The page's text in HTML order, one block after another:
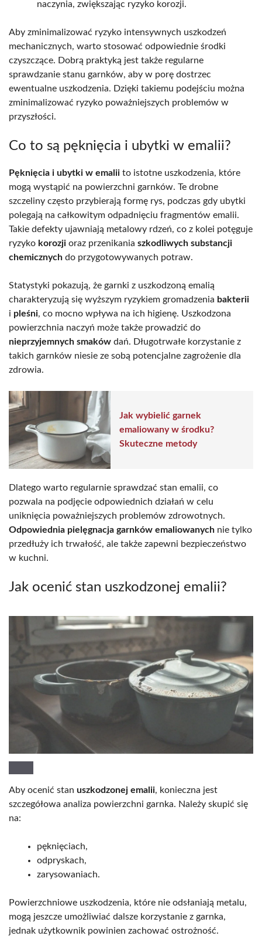
naczynia, zwiększając ryzyko korozji.
Aby zminimalizować ryzyko intensywnych uszkodzeń
mechanicznych, warto stosować odpowiednie środki
czyszczące. Dobrą praktyką jest także regularne
sprawdzanie stanu garnków, aby w porę dostrzec
ewentualne uszkodzenia. Dzięki takiemu podejściu można
zminimalizować ryzyko poważniejszych problemów w
przyszłości.
Co to są pęknięcia i ubytki w emalii?
Pęknięcia i ubytki w emalii to istotne uszkodzenia, które
mogą wystąpić na powierzchni garnków. Te drobne
szczeliny często przybierają formę rys, podczas gdy ubytki
polegają na całkowitym odpadnięciu fragmentów emalii.
Takie defekty ujawniają metalowy rdzeń, co z kolei potęguje
ryzyko korozji oraz przenikania szkodliwych substancji
chemicznych do przygotowywanych potraw.
Statystyki pokazują, że garnki z uszkodzoną emalią
charakteryzują się wyższym ryzykiem gromadzenia bakterii
i pleśni, co mocno wpływa na ich higienę. Uszkodzona
powierzchnia naczyń może także prowadzić do
nieprzyjemnych smaków dań. Długotrwałe korzystanie z
takich garnków niesie ze sobą potencjalne zagrożenie dla
zdrowia.
Jak wybielić garnek
emaliowany w środku?
Skuteczne metody
Dlatego warto regularnie sprawdzać stan emalii, co
pozwala na podjęcie odpowiednich działań w celu
uniknięcia poważniejszych problemów zdrowotnych.
Odpowiednia pielęgnacja garnków emaliowanych nie tylko
przedłuży ich trwałość, ale także zapewni bezpieczeństwo
w kuchni.
Jak ocenić stan uszkodzonej emalii?
Aby ocenić stan uszkodzonej emalii, konieczna jest
szczegółowa analiza powierzchni garnka. Należy skupić się
na:
pęknięciach,
odpryskach,
zarysowaniach.
Powierzchniowe uszkodzenia, które nie odsłaniają metalu,
mogą jeszcze umożliwiać dalsze korzystanie z garnka,
jednak użytkownik powinien zachować ostrożność.